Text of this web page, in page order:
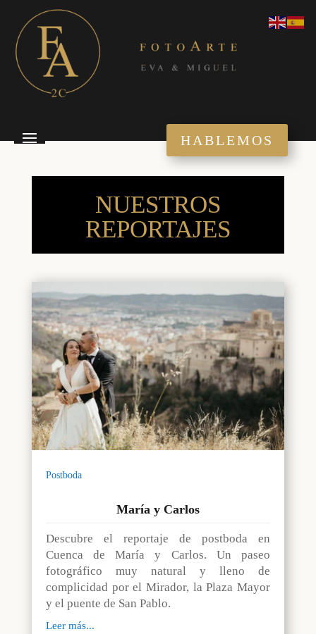
HABLEMOS
NUESTROS
REPORTAJES
Postboda
María y Carlos
Descubre el reportaje de postboda en
Cuenca de María y Carlos. Un paseo
fotográfico muy natural y lleno de
complicidad por el Mirador, la Plaza Mayor
y el puente de San Pablo.
Leer más...